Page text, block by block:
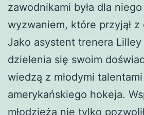
zawodnikami była dla
wyzwaniem, które przyjął z
Jako asystent trenera Lilley
dzielenia się swoim
wiedzą z młodymi talentami
amerykańskiego hokeja.
młodzieżą nie tylko